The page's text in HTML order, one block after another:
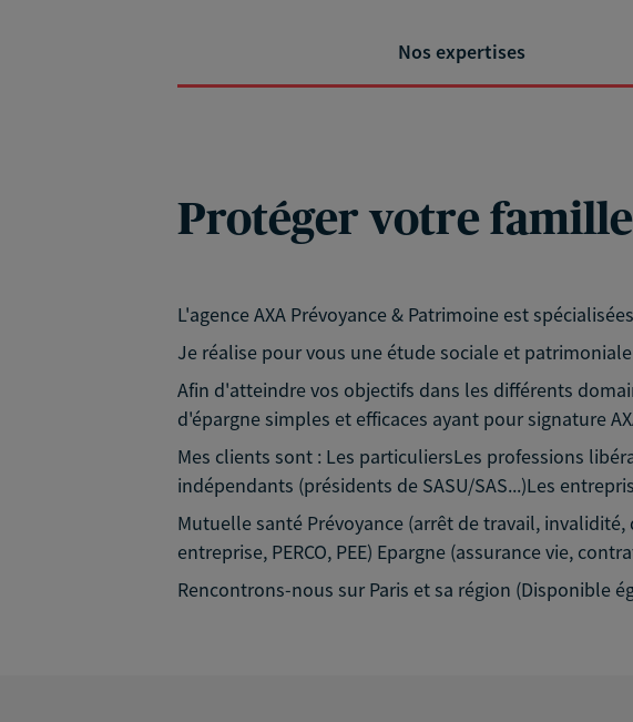
Nos expertises
Protéger votre
L'agence AXA Prévoyance & Patrimoine est
Je réalise pour vous une étude sociale et
Afin d'atteindre vos objectifs dans les différents
d'épargne simples et efficaces ayant pour signature
Mes clients sont : Les particuliersLes professions
indépendants (présidents de SASU/SAS...)Les
Mutuelle santé Prévoyance (arrêt de travail,
entreprise, PERCO, PEE) Epargne (assurance vie,
Rencontrons-nous sur Paris et sa région (Disponible